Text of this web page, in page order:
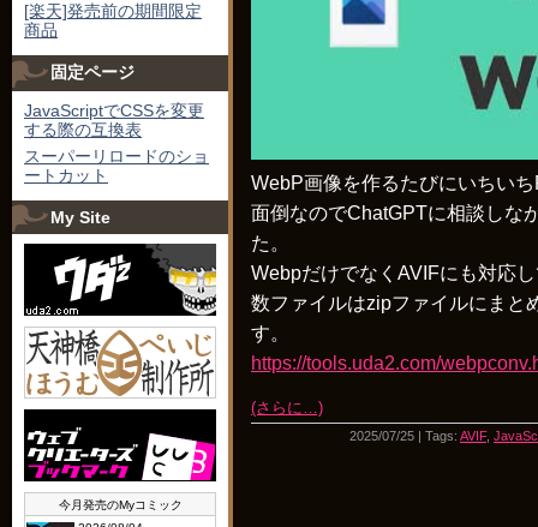
WebP画像を作るたびにいちい
面倒なのでChatGPTに相談しな
た。
WebpだけでなくAVIFにも対応
数ファイルはzipファイルにまと
す。
https://tools.uda2.com/
(さらに…)
2025/07/25 | Tags: AVIF,
[楽天]発売前の期間限定
商品
固定ページ
JavaScriptでCSSを変更
する際の互換表
スーパーリロードのショ
ートカット
My Site